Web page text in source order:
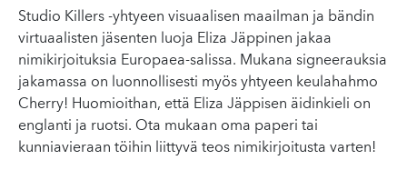
Studio Killers -yhtyeen visuaalisen maailman ja bändin
virtuaalisten jäsenten luoja Eliza Jäppinen jakaa
nimikirjoituksia Europaea-salissa. Mukana signeerauksia
jakamassa on luonnollisesti myös yhtyeen keulahahmo
Cherry! Huomioithan, että Eliza Jäppisen äidinkieli on
englanti ja ruotsi. Ota mukaan oma paperi tai
kunniavieraan töihin liittyvä teos nimikirjoitusta varten!